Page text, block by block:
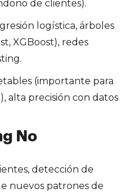
de clientes).
logística, árboles
XGBoost), redes
(importante para
alta precisión con datos
No
detección de
nuevos patrones de